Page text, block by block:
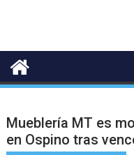
Mueblería MT es
en Ospino tras